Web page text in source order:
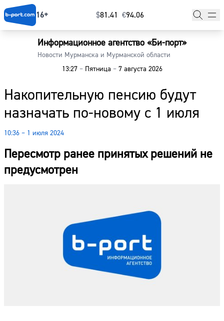
16+ $⁠81.41 €⁠94.06
Информационное агентство «Би-порт»
Новости Мурманска и Мурманской области
13:27 –Пятница –7 августа 2026
Накопительную пенсию будут
назначать по-новому с 1 июля
10:36 – 1 июля 2024
Пересмотр ранее принятых решений не
предусмотрен
Главная
Наши гости
Фоторепортажи
Погода
Курсы валют